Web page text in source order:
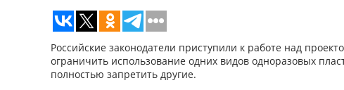
Российские законодатели приступили к работе над
ограничить использование одних видов одноразовых
полностью запретить другие.